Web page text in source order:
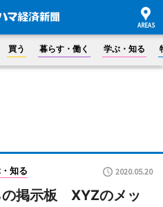
買う 暮らす・働く 学ぶ・知る
知る 2020.05.20
の掲示板 XYZのメッ